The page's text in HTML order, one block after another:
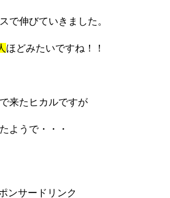
で伸びていきました。
ほどみたいですね！！
来たヒカルですが
ようで・・・
ンサードリンク